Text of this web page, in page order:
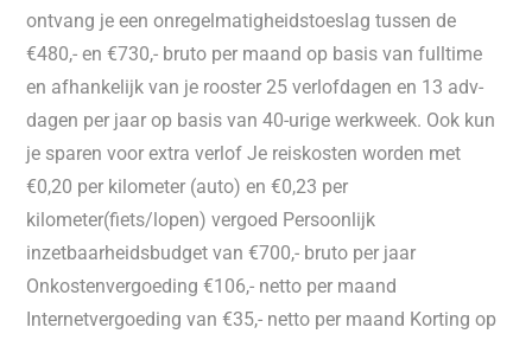
ontvang je een onregelmatigheidstoeslag tussen de
€480,- en €730,- bruto per maand op basis van fulltime
en afhankelijk van je rooster 25 verlofdagen en 13 adv-
dagen per jaar op basis van 40-urige werkweek. Ook kun
je sparen voor extra verlof Je reiskosten worden met
€0,20 per kilometer (auto) en €0,23 per
kilometer(fiets/lopen) vergoed Persoonlijk
inzetbaarheidsbudget van €700,- bruto per jaar
Onkostenvergoeding €106,- netto per maand
Internetvergoeding van €35,- netto per maand Korting op